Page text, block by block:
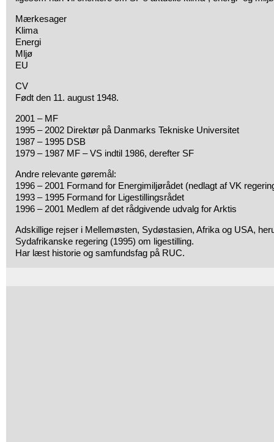
Mærkesager
Klima
Energi
Mljø
EU
CV
Født den 11. august 1948.
2001 – MF
1995 – 2002 Direktør på Danmarks Tekniske Universitet
1987 – 1995 DSB
1979 – 1987 MF – VS indtil 1986, derefter SF
Andre relevante gøremål:
1996 – 2001 Formand for Energimiljørådet (nedlagt af VK
1993 – 1995 Formand for Ligestillingsrådet
1996 – 2001 Medlem af det rådgivende udvalg for Arktis
Adskillige rejser i Mellemøsten, Sydøstasien, Afrika og USA,
Sydafrikanske regering (1995) om ligestilling.
Har læst historie og samfundsfag på RUC.